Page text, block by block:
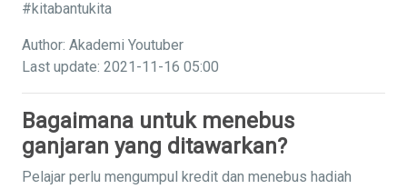
#kitabantukita
Author: Akademi Youtuber
Last update: 2021-11-16 05:00
Bagaimana untuk menebus
ganjaran yang ditawarkan?
Pelajar perlu mengumpul kredit dan menebus hadiah